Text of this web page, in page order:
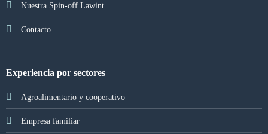
Nuestra Spin-off Lawint
Contacto
Experiencia por sectores
Agroalimentario y cooperativo
Empresa familiar